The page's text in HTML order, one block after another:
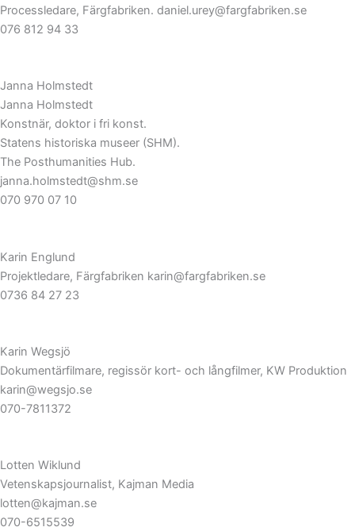
Processledare, Färgfabriken. daniel.urey@fargfabriken.se
076 812 94 33
Janna Holmstedt
Janna Holmstedt
Konstnär, doktor i fri konst.
Statens historiska museer (SHM).
The Posthumanities Hub.
janna.holmstedt@shm.se
070 970 07 10
Karin Englund
Projektledare, Färgfabriken karin@fargfabriken.se
0736 84 27 23
Karin Wegsjö
Dokumentärfilmare, regissör kort- och långfilmer, KW Produktion
karin@wegsjo.se
070-7811372
Lotten Wiklund
Vetenskapsjournalist, Kajman Media
lotten@kajman.se
070-6515539